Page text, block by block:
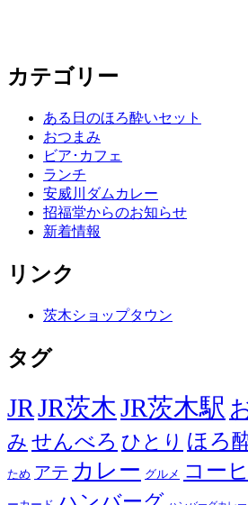
カテゴリー
ある日のほろ酔いセット
おつまみ
ビア･カフェ
ランチ
安威川ダムカレー
招福堂からのお知らせ
新着情報
リンク
茨木ショップタウン
タグ
JRJR茨木JR茨木駅
み せんべろ ひとり ほろ
ため アテ カレー グルメ コー